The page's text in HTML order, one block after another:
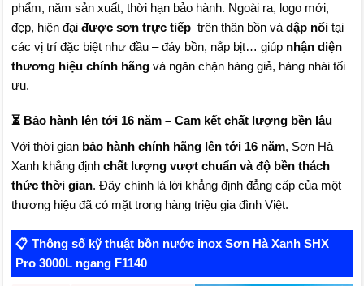
phẩm, năm sản xuất, thời hạn bảo hành. Ngoài ra, logo mới,
đẹp, hiện đại được sơn trực tiếptrên thân bồn vàdập nổitại
các vị trí đặc biệt như đầu – đáy bồn, nắp bịt… giúp nhận diện
thương hiệu chính hãngvà ngăn chặn hàng giả, hàng nhái tối
ưu.
⏳ Bảo hành lên tới 16 năm – Cam kết chất lượng bền lâu
Với thời gian bảo hành chính hãng lên tới 16 năm, Sơn Hà
Xanh khẳng định chất lượng vượt chuẩn và độ bền thách
thức thời gian. Đây chính là lời khẳng định đẳng cấp của một
thương hiệu đã có mặt trong hàng triệu gia đình Việt.
📋 Thông số kỹ thuật bồn nước inox Sơn Hà Xanh SHX
Pro 3000L ngang F1140